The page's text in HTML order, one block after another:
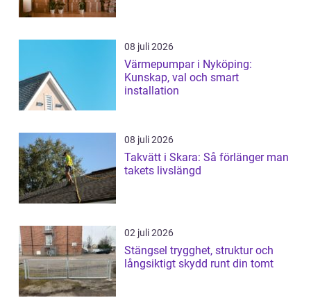
08 juli 2026
Värmepumpar i Nyköping:
Kunskap, val och smart
installation
08 juli 2026
Takvätt i Skara: Så förlänger man
takets livslängd
02 juli 2026
Stängsel trygghet, struktur och
långsiktigt skydd runt din tomt